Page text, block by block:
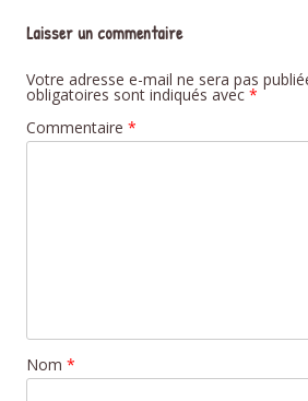
Laisser un commentaire
Votre adresse e-mail ne sera pas
obligatoires sont indiqués avec *
Commentaire *
Nom *